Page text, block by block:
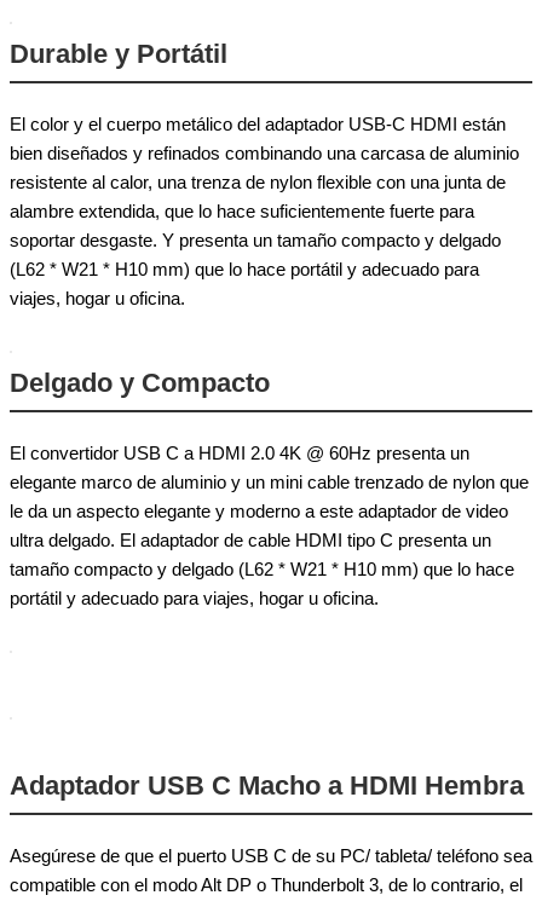
Durable y Portátil
El color y el cuerpo metálico del adaptador USB-C HDMI están
bien diseñados y refinados combinando una carcasa de aluminio
resistente al calor, una trenza de nylon flexible con una junta de
alambre extendida, que lo hace suficientemente fuerte para
soportar desgaste. Y presenta un tamaño compacto y delgado
(L62 * W21 * H10 mm) que lo hace portátil y adecuado para
viajes, hogar u oficina.
Delgado y Compacto
El convertidor USB C a HDMI 2.0 4K @ 60Hz presenta un
elegante marco de aluminio y un mini cable trenzado de nylon que
le da un aspecto elegante y moderno a este adaptador de video
ultra delgado. El adaptador de cable HDMI tipo C presenta un
tamaño compacto y delgado (L62 * W21 * H10 mm) que lo hace
portátil y adecuado para viajes, hogar u oficina.
Adaptador USB C Macho a HDMI Hembra
Asegúrese de que el puerto USB C de su PC/ tableta/ teléfono sea
compatible con el modo Alt DP o Thunderbolt 3, de lo contrario, el